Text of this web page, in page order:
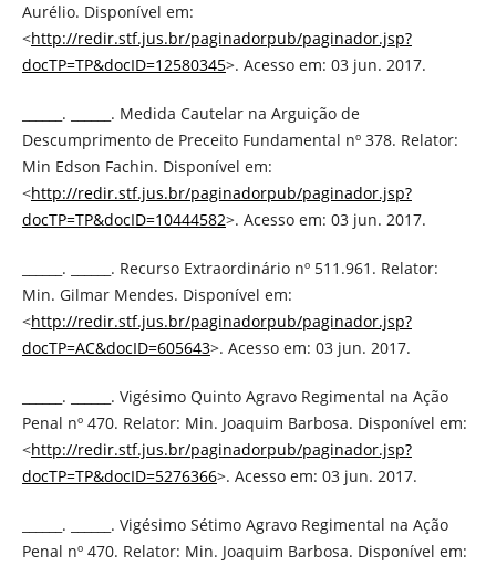
Aurélio. Disponível em:
<http://redir.stf.jus.br/paginadorpub/paginador.jsp?
docTP=TP&docID=12580345>. Acesso em: 03 jun. 2017.
______. ______. Medida Cautelar na Arguição de
Descumprimento de Preceito Fundamental nº 378. Relator:
Min Edson Fachin. Disponível em:
<http://redir.stf.jus.br/paginadorpub/paginador.jsp?
docTP=TP&docID=10444582>. Acesso em: 03 jun. 2017.
______. ______. Recurso Extraordinário nº 511.961. Relator:
Min. Gilmar Mendes. Disponível em:
<http://redir.stf.jus.br/paginadorpub/paginador.jsp?
docTP=AC&docID=605643>. Acesso em: 03 jun. 2017.
______. ______. Vigésimo Quinto Agravo Regimental na Ação
Penal nº 470. Relator: Min. Joaquim Barbosa. Disponível em:
<http://redir.stf.jus.br/paginadorpub/paginador.jsp?
docTP=TP&docID=5276366>. Acesso em: 03 jun. 2017.
______. ______. Vigésimo Sétimo Agravo Regimental na Ação
Penal nº 470. Relator: Min. Joaquim Barbosa. Disponível em: